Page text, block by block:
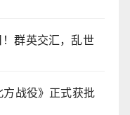
！群英交汇，乱世
方战役》正式获批